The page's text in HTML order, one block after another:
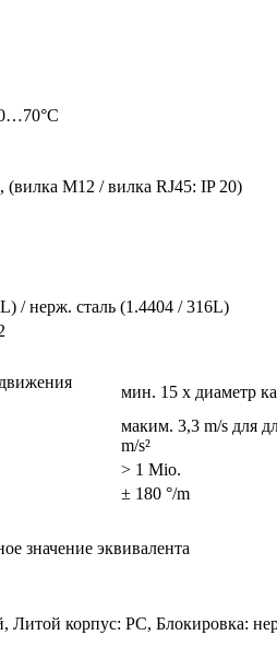
(вилка М12 / вилка RJ45: IP 20)
/ нерж. сталь (1.4404 / 316L)
мин. 15 x диаметр
маким. 3,3 m/s для
m/s²
> 1 Mio.
± 180 °/m
значение эквивалента
Литой корпус: PC, Блокировка: